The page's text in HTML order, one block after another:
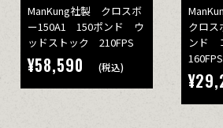
ManKung社製 クロスボ
ー150A1 150ポンド ウ
ッドストック 210FPS
¥58,590 (税込)
クロ
ンド
160FPS